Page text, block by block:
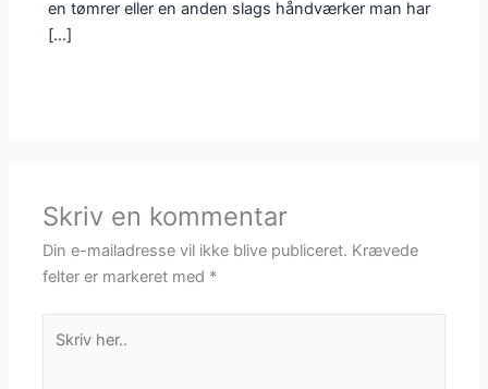
en tømrer eller en anden slags håndværker man har
[…]
Skriv en kommentar
Din e-mailadresse vil ikke blive publiceret. Krævede
felter er markeret med *
her..